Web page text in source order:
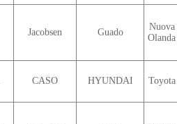
Jacobsen Guado
Nuova
Olanda
CASO HYUNDAI Toyota